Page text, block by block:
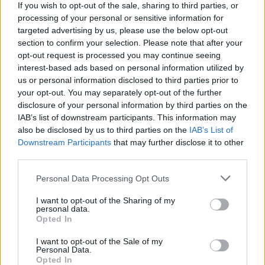
If you wish to opt-out of the sale, sharing to third parties, or
processing of your personal or sensitive information for
targeted advertising by us, please use the below opt-out
section to confirm your selection. Please note that after your
opt-out request is processed you may continue seeing
interest-based ads based on personal information utilized by
us or personal information disclosed to third parties prior to
your opt-out. You may separately opt-out of the further
disclosure of your personal information by third parties on the
IAB’s list of downstream participants. This information may
also be disclosed by us to third parties on the IAB’s List of
Downstream Participants that may further disclose it to other
Personal Data Processing Opt Outs
I want to opt-out of the Sharing of my
personal data.
Opted In
I want to opt-out of the Sale of my
Personal Data.
Opted In
ΔΕΙΤΕ ΕΠΙΣΗΣ
ΣΤΗΝ ΙΔΙΑ ΚΑΤΗΓΟΡΙΑ
Μύκονος: Ιταλοί παρτάρουν σε
έξαλλη κατάσταση μέσα σε...
οδηγού
ΣΉΜΕΡΑ
Στα πλάνα που δημοσιεύει το Mykonos
live TV, οι επιβάτες φαίνονται να
Η Μαρία Μενούνος φόρεσε